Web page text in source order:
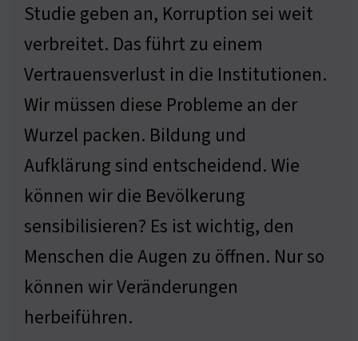
Studie geben an, Korruption sei weit
verbreitet. Das führt zu einem
Vertrauensverlust in die Institutionen.
Wir müssen diese Probleme an der
Wurzel packen. Bildung und
Aufklärung sind entscheidend. Wie
können wir die Bevölkerung
sensibilisieren? Es ist wichtig, den
Menschen die Augen zu öffnen. Nur so
können wir Veränderungen
herbeiführen.